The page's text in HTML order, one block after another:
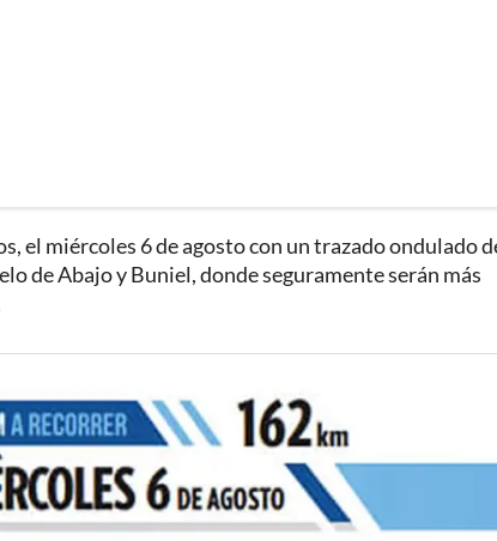
el miércoles 6 de agosto con un trazado ondulado
de Abajo y Buniel, donde seguramente serán más